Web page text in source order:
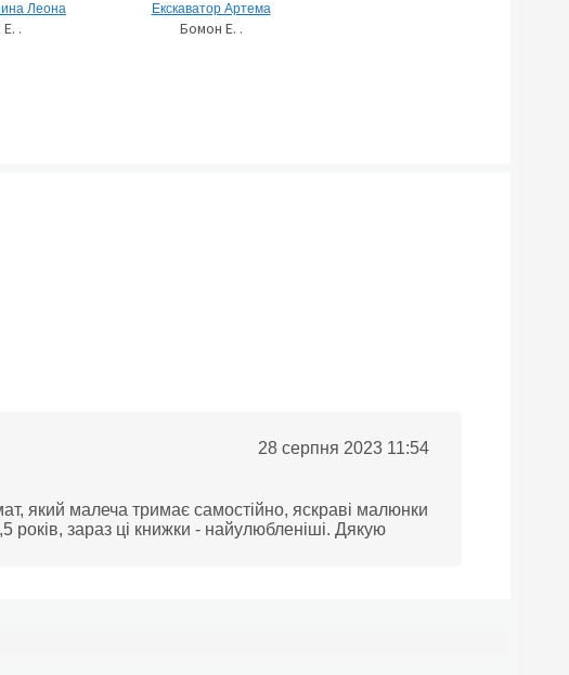
Леона
.
Екскаватор Артема
Бомон Е. .
28 серпня 2023 11:54
який малеча тримає самостійно, яскраві малюнки
років, зараз ці книжки - найулюбленіші. Дякую